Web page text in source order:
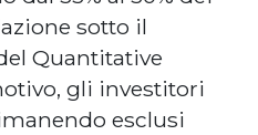
sotto il
Quantitative
gli investitori
esclusi